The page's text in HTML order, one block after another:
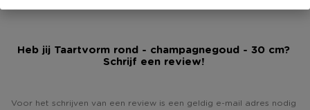
Heb jij Taartvorm rond - champagnegoud - 30 cm?
Schrijf een review!
Voor het schrijven van een review is een geldig e-mail adres nodig